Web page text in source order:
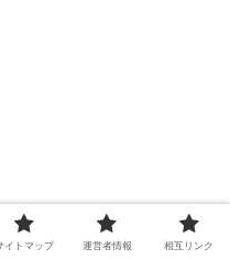
イトマップ 運営者情報 相互リンク